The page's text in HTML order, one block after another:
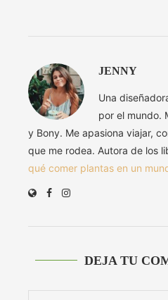
JENNY
Una
por el mundo.
y Bony. Me apasiona viajar,
que me rodea. Autora de los
qué comer plantas en un
DEJA TU